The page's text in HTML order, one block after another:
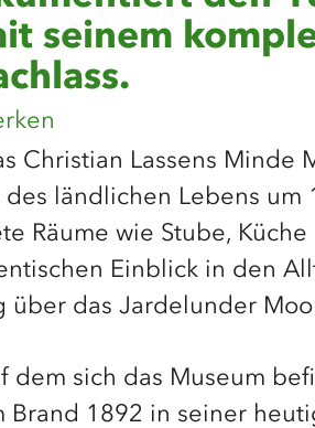
seinem
Christian Lassens Minde
des ländlichen Lebens um
Räume wie Stube,
Einblick in den
über das Jardelunder
dem sich das Museum
Brand 1892 in seiner